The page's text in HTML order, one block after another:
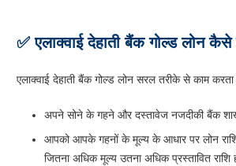
✅ एलाक्वाई देहाती बैंक गोल्ड लोन
एलाक्वाई देहाती बैंक गोल्ड लोन सरल तरीके से काम करता
अपने सोने के गहने और दस्तावेज नजदीकी बैंक
आपको आपके गहनों के मूल्य के आधार पर लोन
जितना अधिक मूल्य उतना अधिक प्रस्तावित राशि